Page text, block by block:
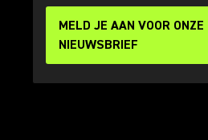
MELD JE AAN VOOR ONZE
NIEUWSBRIEF